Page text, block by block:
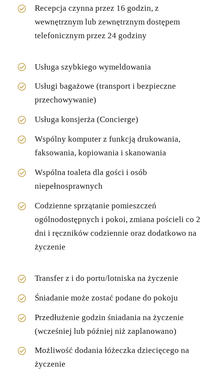
Recepcja czynna przez 16 godzin, z
wewnętrznym lub zewnętrznym dostępem
telefonicznym przez 24 godziny
Usługa szybkiego wymeldowania
Usługi bagażowe (transport i bezpieczne
przechowywanie)
Usługa konsjerża (Concierge)
Wspólny komputer z funkcją drukowania,
faksowania, kopiowania i skanowania
Wspólna toaleta dla gości i osób
niepełnosprawnych
Codzienne sprzątanie pomieszczeń
ogólnodostępnych i pokoi, zmiana pościeli co 2
dni i ręczników codziennie oraz dodatkowo na
życzenie
Transfer z i do portu/lotniska na życzenie
Śniadanie może zostać podane do pokoju
Przedłużenie godzin śniadania na życzenie
(wcześniej lub później niż zaplanowano)
Możliwość dodania łóżeczka dziecięcego na
życzenie